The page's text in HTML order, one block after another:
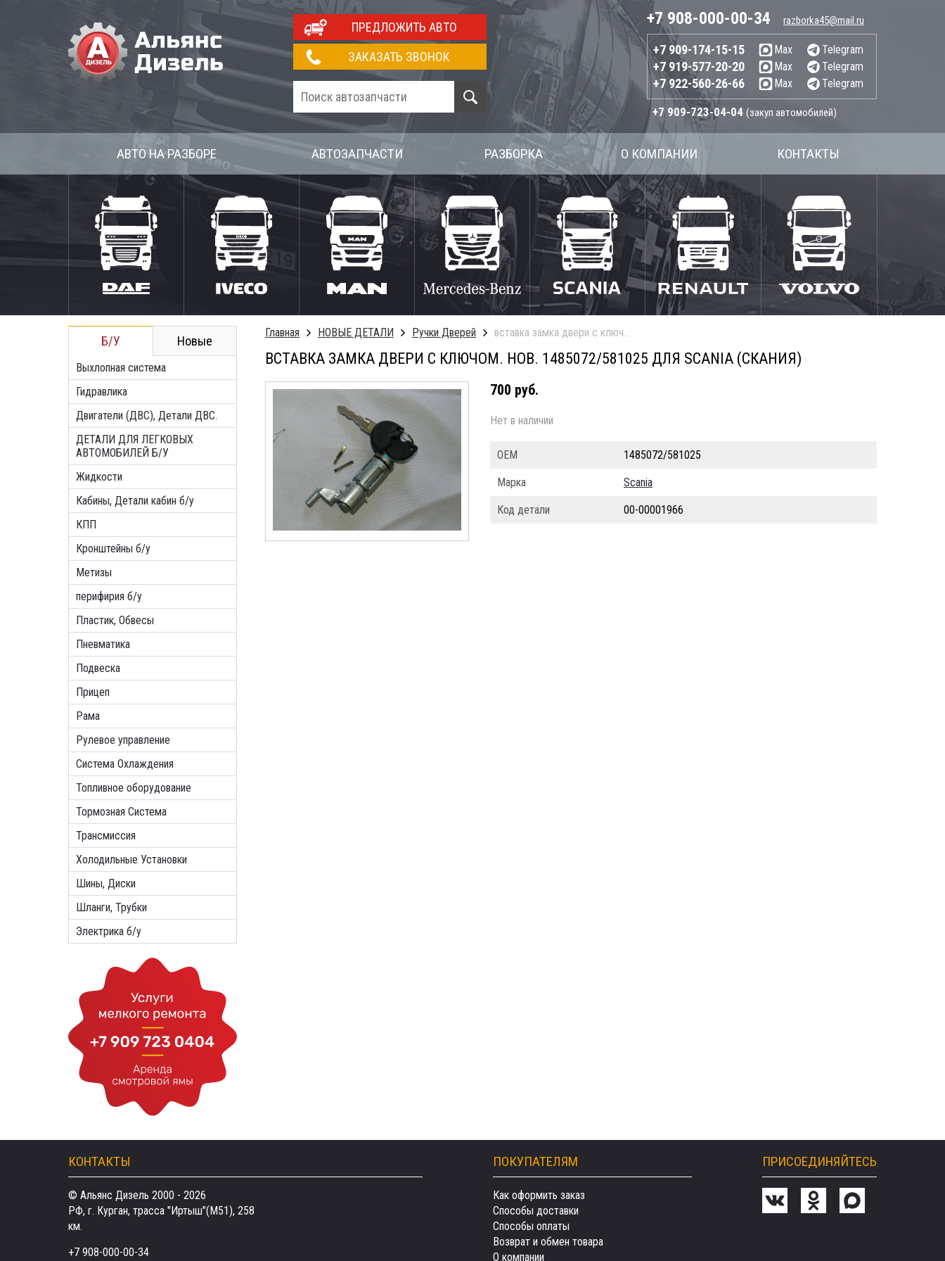
ПРЕДЛОЖИТЬ АВТО
ЗАКАЗАТЬ ЗВОНОК
+7 908-000-00-34 razborka45@mail.ru
+7 909-174-15-15 Max Telegram
+7 919-577-20-20 Max Telegram
+7 922-560-26-66 Max Telegram
+7 909-723-04-04 (закуп автомобилей)
АВТО НА РАЗБОРЕ АВТОЗАПЧАСТИ РАЗБОРКА О КОМПАНИИ КОНТАКТЫ
Б/У Новые
Выхлопная система
Гидравлика
Двигатели (ДВС), Детали ДВС.
ДЕТАЛИ ДЛЯ ЛЕГКОВЫХ
АВТОМОБИЛЕЙ Б/У
Жидкости
Кабины, Детали кабин б/у
КПП
Кронштейны б/у
Метизы
перифирия б/у
Пластик, Обвесы
Пневматика
Подвеска
Прицеп
Рама
Рулевое управление
Система Охлаждения
Топливное оборудование
Тормозная Система
Трансмиссия
Холодильные Установки
Шины, Диски
Шланги, Трубки
Электрика б/у
Главная НОВЫЕ ДЕТАЛИ Ручки Дверей вставка замка двери с ключом. нов.
ВСТАВКА ЗАМКА ДВЕРИ С КЛЮЧОМ. НОВ. 1485072/581025 ДЛЯ SCANIA (СКАНИЯ)
700 руб.
Нет в наличии
ОЕМ 1485072/581025
Марка Scania
Код детали 00-00001966
КОНТАКТЫ
© Альянс Дизель 2000 - 2026
РФ, г. Курган, трасса "Иртыш"(М51), 258
км.
+7 908-000-00-34
ПОКУПАТЕЛЯМ
Как оформить заказ
Способы доставки
Способы оплаты
Возврат и обмен товара
О компании
ПРИСОЕДИНЯЙТЕСЬ